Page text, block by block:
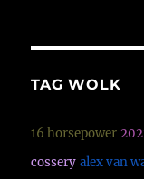
TAG WOLK
16 horsepower
cossery alex van